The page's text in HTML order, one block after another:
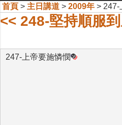
首頁> 主日講道> 2009年> 247-
<< 248-堅持順服
247-上帝要施憐憫